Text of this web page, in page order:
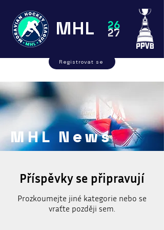
MHL 27
26
Registrovat se
MHL News
Příspěvky se připravují
Prozkoumejte jiné kategorie nebo se
vraťte později sem.